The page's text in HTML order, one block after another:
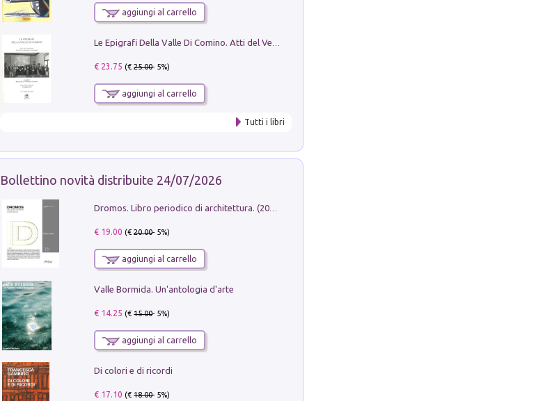
aggiungi al carrello
€ 23.75 (€25.00- 5%)
aggiungi al carrello
Tutti i libri
Bollettino novità distribuite 24/07/2026
€ 19.00 (€20.00- 5%)
aggiungi al carrello
Valle Bormida. Un'antologia d'arte
€ 14.25 (€15.00- 5%)
aggiungi al carrello
Di colori e di ricordi
€ 17.10 (€18.00- 5%)